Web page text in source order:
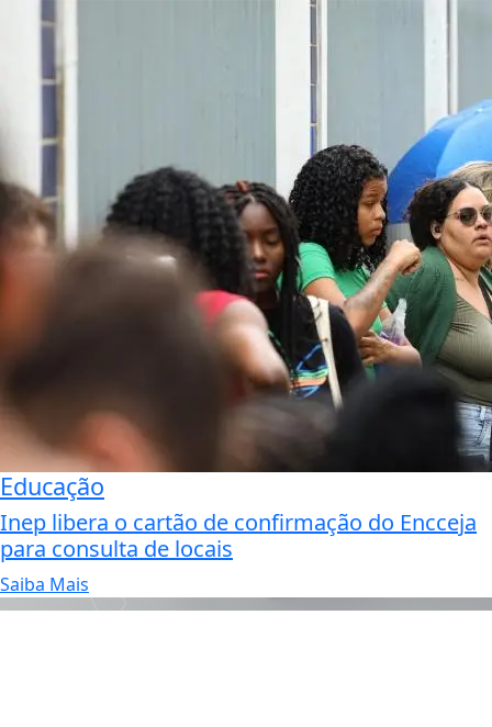
Educação
Inep libera o cartão de confirmação do Encceja
para consulta de locais
Saiba Mais